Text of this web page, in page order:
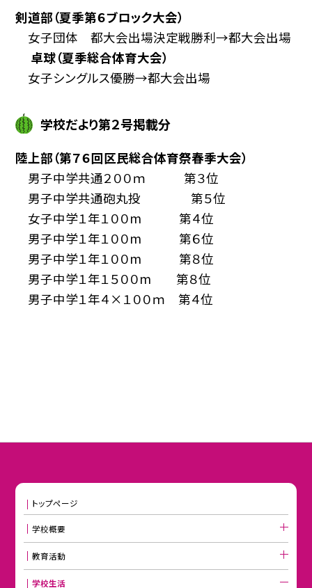
剣道部（夏季第６ブロック大会）
女子団体 都大会出場決定戦勝利→都大会出場
卓球（夏季総合体育大会）
女子シングルス優勝→都大会出場
学校だより第２号掲載分
陸上部（第７６回区民総合体育祭春季大会）
男子中学共通２００ｍ 第３位
男子中学共通砲丸投 第５位
女子中学１年１００m 第４位
男子中学１年１００m 第６位
男子中学１年１００m 第８位
男子中学１年１５００m 第８位
男子中学１年４×１００ｍ 第４位
トップページ
学校概要
教育活動
学校生活